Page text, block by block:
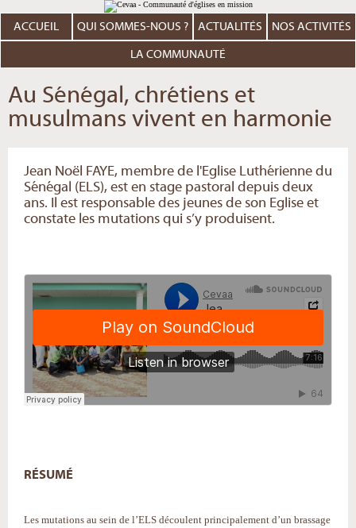
au
contenu.
Aller
personnels
ACCUEIL QUI SOMMES-NOUS ? ACTUALITÉS NOS ACTIVITÉS
LA COMMUNAUTÉ
Au Sénégal, chrétiens et
musulmans vivent en harmonie
Jean Noël FAYE, membre de l'Eglise Luthérienne du
Sénégal (ELS), est en stage pastoral depuis deux
ans. Il est responsable des jeunes de son Eglise et
constate les mutations qui s’y produisent.
RÉSUMÉ
Les mutations au sein de l’ELS découlent principalement d’un brassage